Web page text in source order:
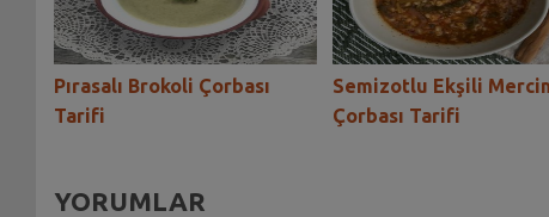
Pırasalı Brokoli Çorbası
Tarifi
Semizotlu Ekşili
Çorbası Tarifi
YORUMLAR